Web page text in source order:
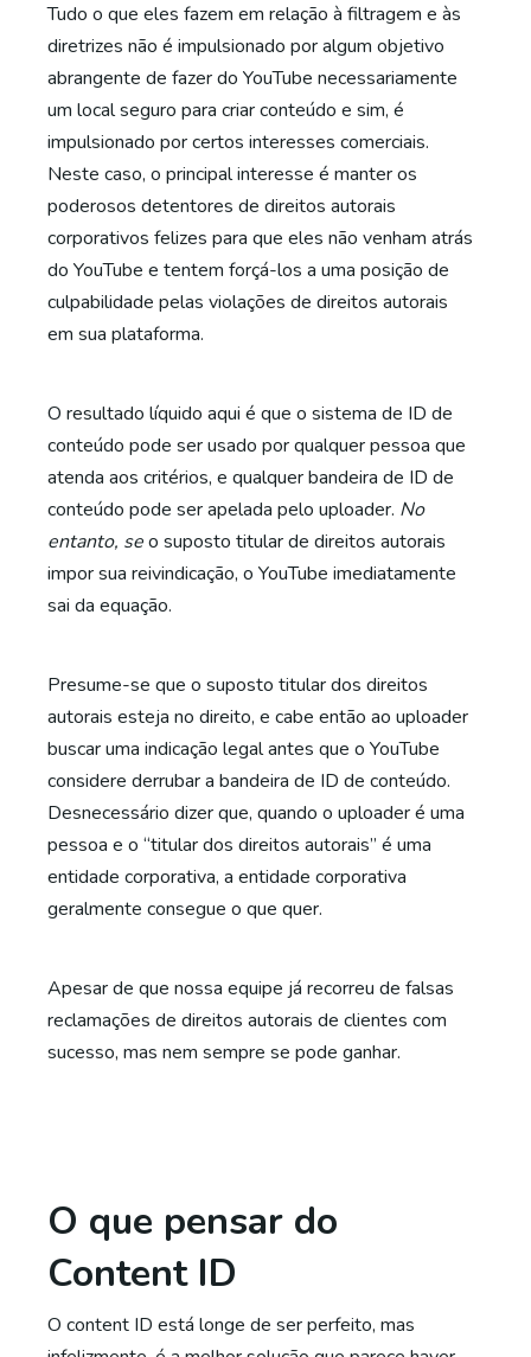
Tudo o que eles fazem em relação à filtragem e às
diretrizes não é impulsionado por algum objetivo
abrangente de fazer do YouTube necessariamente
um local seguro para criar conteúdo e sim, é
impulsionado por certos interesses comerciais.
Neste caso, o principal interesse é manter os
poderosos detentores de direitos autorais
corporativos felizes para que eles não venham atrás
do YouTube e tentem forçá-los a uma posição de
culpabilidade pelas violações de direitos autorais
em sua plataforma.
O resultado líquido aqui é que o sistema de ID de
conteúdo pode ser usado por qualquer pessoa que
atenda aos critérios, e qualquer bandeira de ID de
conteúdo pode ser apelada pelo uploader. No
entanto, seo suposto titular de direitos autorais
impor sua reivindicação, o YouTube imediatamente
sai da equação.
Presume-se que o suposto titular dos direitos
autorais esteja no direito, e cabe então ao uploader
buscar uma indicação legal antes que o YouTube
considere derrubar a bandeira de ID de conteúdo.
Desnecessário dizer que, quando o uploader é uma
pessoa e o “titular dos direitos autorais” é uma
entidade corporativa, a entidade corporativa
geralmente consegue o que quer.
Apesar de que nossa equipe já recorreu de falsas
reclamações de direitos autorais de clientes com
sucesso, mas nem sempre se pode ganhar.
O que pensar do
Content ID
O content ID está longe de ser perfeito, mas